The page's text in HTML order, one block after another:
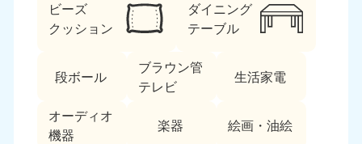
ビーズ
クッション
ダイニング
テーブル
段ボール
ブラウン管
テレビ
生活家電
オーディオ
機器
楽器 絵画・油絵